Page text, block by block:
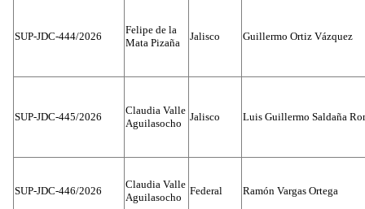
SUP-JDC-444/2026
Felipe de la
Mata Pizaña
Jalisco Guillermo Ortiz Vázquez
SUP-JDC-445/2026
Claudia Valle
Aguilasocho
Jalisco Luis Guillermo Saldaña
SUP-JDC-446/2026
Claudia Valle
Aguilasocho
Federal Ramón Vargas Ortega